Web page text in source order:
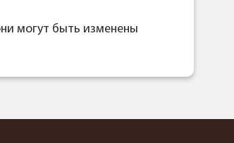
могут быть изменены